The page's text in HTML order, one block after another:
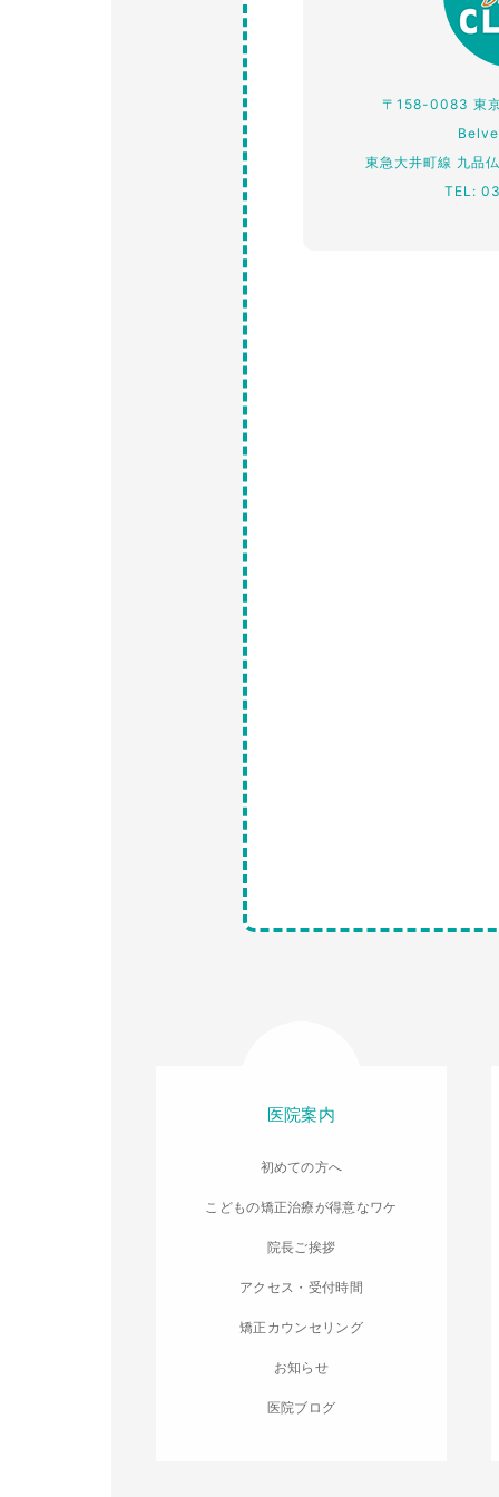
〒158-0083 東
東急大井町線 九品
TEL:
医院案内
初めての方へ
こどもの矯正治療が得意なワケ
院長ご挨拶
アクセス・受付時間
矯正カウンセリング
お知らせ
医院ブログ